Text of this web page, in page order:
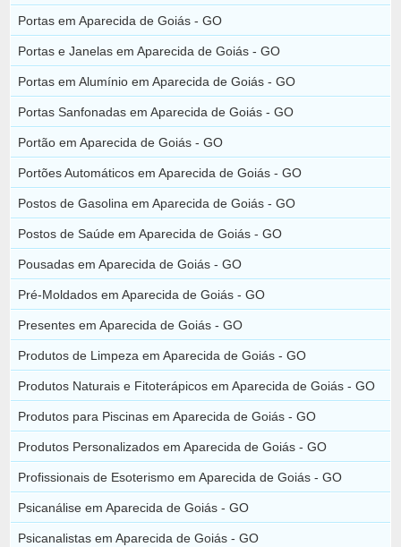
Portas em Aparecida de Goiás - GO
Portas e Janelas em Aparecida de Goiás - GO
Portas em Alumínio em Aparecida de Goiás - GO
Portas Sanfonadas em Aparecida de Goiás - GO
Portão em Aparecida de Goiás - GO
Portões Automáticos em Aparecida de Goiás - GO
Postos de Gasolina em Aparecida de Goiás - GO
Postos de Saúde em Aparecida de Goiás - GO
Pousadas em Aparecida de Goiás - GO
Pré-Moldados em Aparecida de Goiás - GO
Presentes em Aparecida de Goiás - GO
Produtos de Limpeza em Aparecida de Goiás - GO
Produtos Naturais e Fitoterápicos em Aparecida de Goiás - GO
Produtos para Piscinas em Aparecida de Goiás - GO
Produtos Personalizados em Aparecida de Goiás - GO
Profissionais de Esoterismo em Aparecida de Goiás - GO
Psicanálise em Aparecida de Goiás - GO
Psicanalistas em Aparecida de Goiás - GO